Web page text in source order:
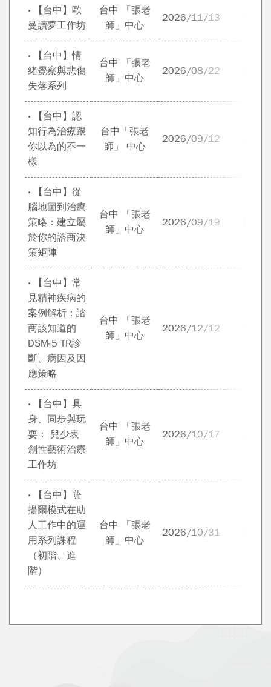
‧ 【台中】歐
曼讀夢工作坊
台中 「張老
師」中心
2026/11/13
‧ 【台中】情
緒覺察與悲傷
失落系列
台中 「張老
師」中心
2026/08/22
‧ 【台中】認
知行為治療跟
你以為的不一
樣
台中「張老
師」 中心
2026/09/12
‧ 【台中】從
腦地圖到治療
策略：建立屬
於你的諮商決
策矩陣
台中 「張老
師」中心
2026/09/19
‧ 【台中】常
見精神疾病的
案例解析：諮
商該知道的
DSM-5 TR診
斷、病因及因
應策略
台中 「張老
師」中心
2026/12/12
‧ 【台中】具
身、同步與玩
耍： 兒少表
創性藝術治療
工作坊
台中 「張老
師」中心
2026/10/17
‧ 【台中】薩
提爾模式在助
人工作中的運
用系列課程
（初階、進
階）
台中 「張老
師」中心
2026/10/31